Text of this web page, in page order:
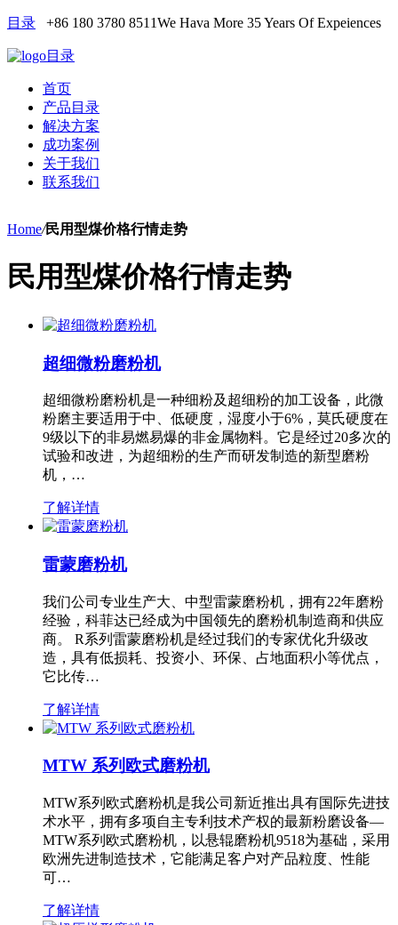
目录 +86 180 3780 8511We Hava More 35 Years Of Expeiences
目录
首页
产品目录
解决方案
成功案例
关于我们
联系我们
Home/民用型煤价格行情走势
民用型煤价格行情走势
超细微粉磨粉机
超细微粉磨粉机是一种细粉及超细粉的加工设备，此微
粉磨主要适用于中、低硬度，湿度小于6%，莫氏硬度在
9级以下的非易燃易爆的非金属物料。它是经过20多次的
试验和改进，为超细粉的生产而研发制造的新型磨粉
机，…
了解详情
雷蒙磨粉机
我们公司专业生产大、中型雷蒙磨粉机，拥有22年磨粉
经验，科菲达已经成为中国领先的磨粉机制造商和供应
商。 R系列雷蒙磨粉机是经过我们的专家优化升级改
造，具有低损耗、投资小、环保、占地面积小等优点，
它比传…
了解详情
MTW 系列欧式磨粉机
MTW系列欧式磨粉机是我公司新近推出具有国际先进技
术水平，拥有多项自主专利技术产权的最新粉磨设备—
MTW系列欧式磨粉机，以悬辊磨粉机9518为基础，采用
欧洲先进制造技术，它能满足客户对产品粒度、性能
可…
了解详情